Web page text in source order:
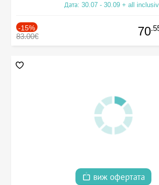
Дата: 30.07 - 30.09 + all
-15%
83.00€ 70
виж офертата